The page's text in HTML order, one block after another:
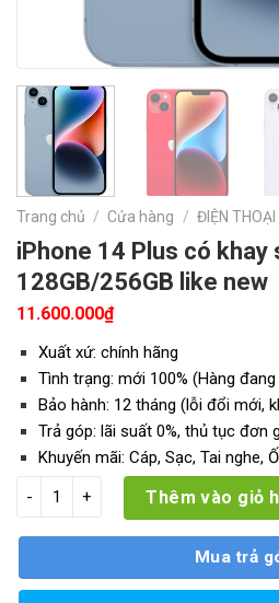
Trang chủ / Cửa hàng / ĐIỆN THOẠI
iPhone 14 Plus có khay
128GB/256GB like new
11.600.000₫
Xuất xứ: chính hãng
Tình trạng: mới 100% (Hàng đang
Bảo hành: 12 tháng (lỗi đổi mới,
Trả góp: lãi suất 0%, thủ tục đơn
Khuyến mãi: Cáp, Sạc, Tai nghe,
iPhone 14 Plus có khay sim-
Thêm vào giỏ
Mua trả